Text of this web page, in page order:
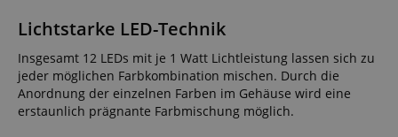
Lichtstarke LED-Technik
Insgesamt 12 LEDs mit je 1 Watt Lichtleistung lassen sich zu
jeder möglichen Farbkombination mischen. Durch die
Anordnung der einzelnen Farben im Gehäuse wird eine
erstaunlich prägnante Farbmischung möglich.